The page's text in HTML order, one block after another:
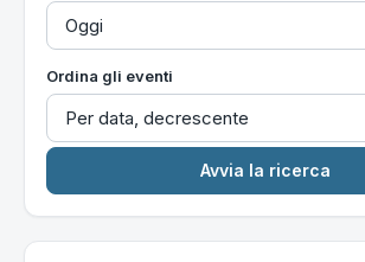
Ordina gli eventi